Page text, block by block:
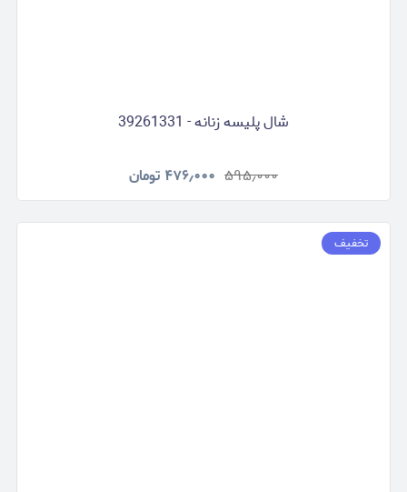
شال پلیسه زنانه - 39261331
۵۹۵٫۰۰۰ ۴۷۶٫۰۰۰ تومان
تخفیف